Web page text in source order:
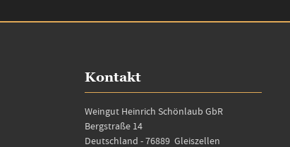
Kontakt
Weingut Heinrich Schönlaub GbR
Bergstraße 14
Deutschland - 76889 Gleiszellen